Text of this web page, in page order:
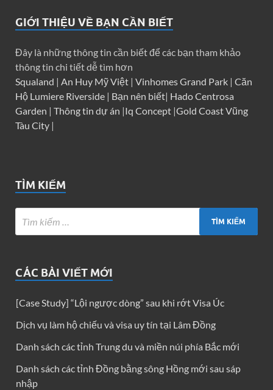
GIỚI THIỆU VỀ BẠN CẦN BIẾT
Đây là những thông tin cần biết để các bạn tham khảo
thông tin chi tiết dễ tìm hơn
Squaland | An Huy Mỹ Việt | Vinhomes Grand Park | Căn
Hộ Lumiere Riverside | Bạn nên biết| Hado Centrosa
Garden | Thông tin dự án |Iq Concept |Gold Coast Vũng
Tàu City |
TÌM KIẾM
CÁC BÀI VIẾT MỚI
[Case Study] “Lội ngược dòng” sau khi rớt Visa Úc
Dịch vụ làm hộ chiếu và visa uy tín tại Lâm Đồng
Danh sách các tỉnh Trung du và miền núi phía Bắc mới
Danh sách các tỉnh Đồng bằng sông Hồng mới sau sáp
nhập